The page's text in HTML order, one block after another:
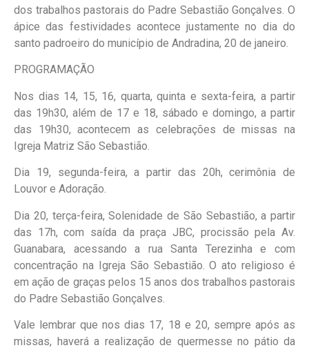
dos trabalhos pastorais do Padre Sebastião Gonçalves. O
ápice das festividades acontece justamente no dia do
santo padroeiro do município de Andradina, 20 de janeiro.
PROGRAMAÇÃO
Nos dias 14, 15, 16, quarta, quinta e sexta-feira, a partir
das 19h30, além de 17 e 18, sábado e domingo, a partir
das 19h30, acontecem as celebrações de missas na
Igreja Matriz São Sebastião.
Dia 19, segunda-feira, a partir das 20h, cerimônia de
Louvor e Adoração.
Dia 20, terça-feira, Solenidade de São Sebastião, a partir
das 17h, com saída da praça JBC, procissão pela Av.
Guanabara, acessando a rua Santa Terezinha e com
concentração na Igreja São Sebastião. O ato religioso é
em ação de graças pelos 15 anos dos trabalhos pastorais
do Padre Sebastião Gonçalves.
Vale lembrar que nos dias 17, 18 e 20, sempre após as
missas, haverá a realização de quermesse no pátio da